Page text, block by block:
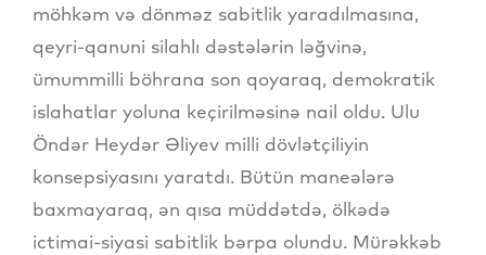
möhkəm və dönməz sabitlik yaradılmasına,
qeyri-qanuni silahlı dəstələrin ləğvinə,
ümummilli böhrana son qoyaraq, demokratik
islahatlar yoluna keçirilməsinə nail oldu. Ulu
Öndər Heydər Əliyev milli dövlətçiliyin
konsepsiyasını yaratdı. Bütün maneələrə
baxmayaraq, ən qısa müddətdə, ölkədə
ictimai-siyasi sabitlik bərpa olundu. Mürəkkəb